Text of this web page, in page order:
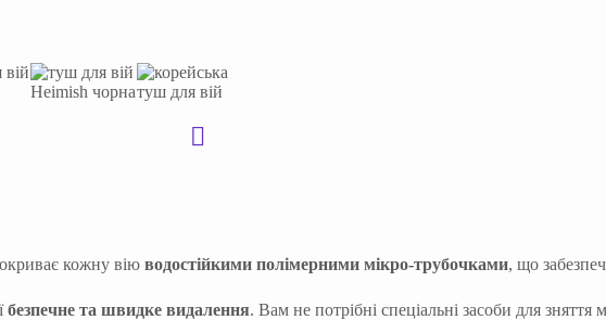
кожну вію водостійкими полімерними мікро-трубочками, що
безпечне та швидке видалення. Вам не потрібні спеціальні засоби для зняття